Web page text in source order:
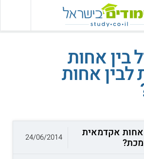
בין אחות
אחות
אקדמאית 24/06/2014